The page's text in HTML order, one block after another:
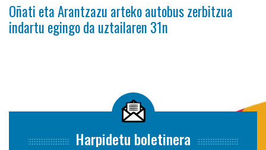
Oñati eta Arantzazu arteko autobus zerbitzua
indartu egingo da uztailaren 31n
Harpidetu boletinera